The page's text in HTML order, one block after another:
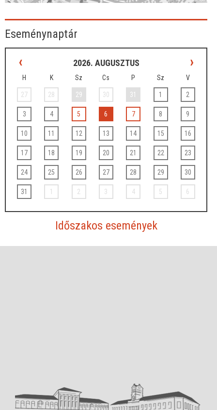
Eseménynaptár
‹ 2026. AUGUSZTUS ›
H K Sz Cs P Sz V
27 28 29 30 31 1 2
3 4 5 6 7 8 9
10 11 12 13 14 15 16
17 18 19 20 21 22 23
24 25 26 27 28 29 30
31 1 2 3 4 5 6
Időszakos események